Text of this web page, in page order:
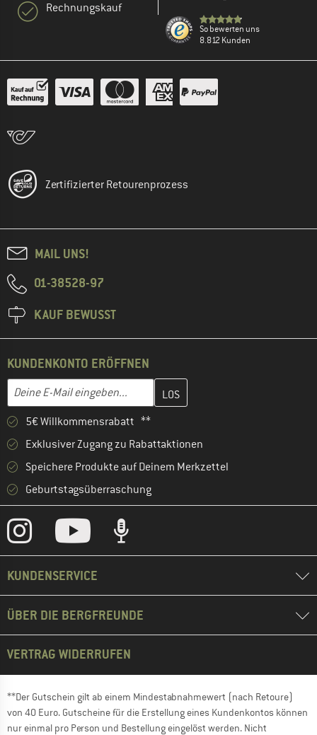
Rechnungskauf
So bewerten uns
8.812 Kunden
Zertifizierter Retourenprozess
MAIL UNS!
01-38528-97
KAUF BEWUSST
KUNDENKONTO ERÖFFNEN
E-Mail-Adresse
Gib hier deine E-Mail-Adresse ein und erstelle im nächsten
5€ Willkommensrabatt **
Exklusiver Zugang zu Rabattaktionen
Speichere Produkte auf Deinem Merkzettel
Geburtstagsüberraschung
KUNDENSERVICE
ÜBER DIE BERGFREUNDE
VERTRAG WIDERRUFEN
**Der Gutschein gilt ab einem Mindestabnahmewert (nach Retoure)
von 40 Euro. Gutscheine für die Erstellung eines Kundenkontos können
nur einmal pro Person und Bestellung eingelöst werden. Nicht